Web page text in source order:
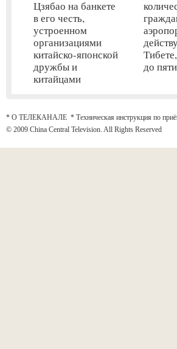
Цзябао на банкете
в его честь,
устроенном
организациями
китайско-японской
дружбы и
китайцами
до пяти
* О ТЕЛЕКАНАЛЕ * Техническая инструкция по
© 2009 China Central Television. All Rights Reserved